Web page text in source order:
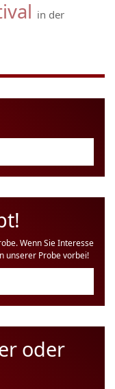
in der
Wenn Sie Interesse
unserer Probe vorbei!
oder